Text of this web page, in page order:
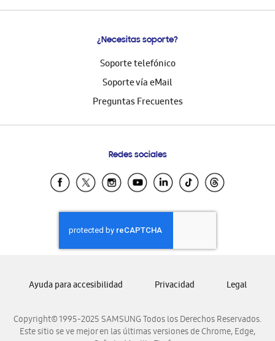
¿Necesitas soporte?
Soporte telefónico
Soporte vía eMail
Preguntas Frecuentes
Redes sociales
Copyright© 1995-2025 SAMSUNG Todos los Derechos Reservados.
Este sitio se ve mejor en las últimas versiones de Chrome, Edge,
Ayuda para accesibilidad Privacidad Legal